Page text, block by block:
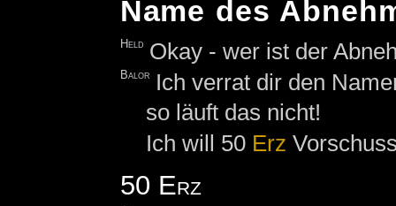
Name des
Held Okay - wer ist der
Balor
Ich verrat dir den
so läuft das nicht!
Ich will 50 Erz
50 Erz